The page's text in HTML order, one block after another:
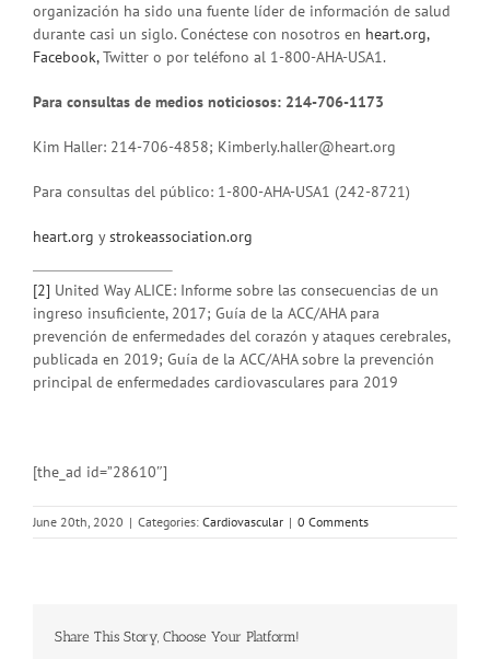
organización ha sido una fuente líder de información de salud
durante casi un siglo. Conéctese con nosotros en heart.org,
Facebook,Twitter o por teléfono al 1-800-AHA-USA1.
Para consultas de medios noticiosos: 214-706-1173
Kim Haller: 214-706-4858; Kimberly.haller@heart.org
Para consultas del público: 1-800-AHA-USA1 (242-8721)
heart.org ystrokeassociation.org
[2] United Way ALICE: Informe sobre las consecuencias de un
ingreso insuficiente, 2017; Guía de la ACC/AHA para
prevención de enfermedades del corazón y ataques cerebrales,
publicada en 2019; Guía de la ACC/AHA sobre la prevención
principal de enfermedades cardiovasculares para 2019
[the_ad id=”28610″]
June 20th, 2020 | Categories: Cardiovascular | 0 Comments
Share This Story, Choose Your Platform!